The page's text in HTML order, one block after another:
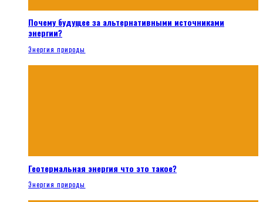
Почему будущее за альтернативными источниками
энергии?
Энергия природы
Геотермальная энергия что это такое?
Энергия природы